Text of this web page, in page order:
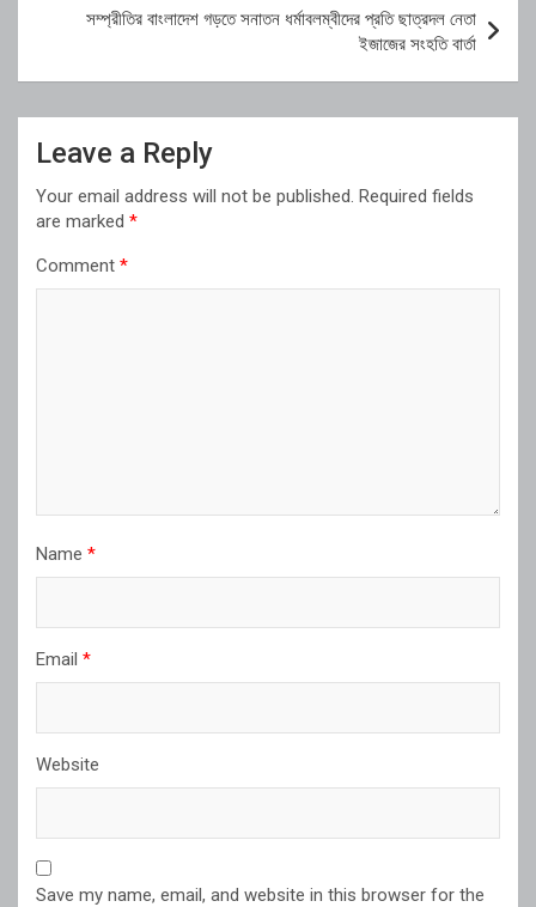
সম্প্রীতির বাংলাদেশ গড়তে সনাতন ধর্মাবলম্বীদের প্রতি ছাত্রদল নেতা
ইজাজের সংহতি বার্তা
Leave a Reply
Your email address will not be published. Required fields
are marked *
Comment *
Name *
Email *
Website
Save my name, email, and website in this browser for the